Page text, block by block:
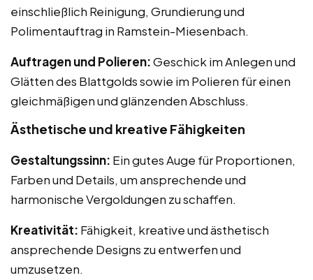
einschließlich Reinigung, Grundierung und
Polimentauftrag in Ramstein-Miesenbach.
Auftragen und Polieren:Geschick im Anlegen und
Glätten des Blattgolds sowie im Polieren für einen
gleichmäßigen und glänzenden Abschluss.
Ästhetische und kreative Fähigkeiten
Gestaltungssinn: Ein gutes Auge für Proportionen,
Farben und Details, um ansprechende und
harmonische Vergoldungen zu schaffen.
Kreativität: Fähigkeit, kreative und ästhetisch
ansprechende Designs zu entwerfen und
umzusetzen.